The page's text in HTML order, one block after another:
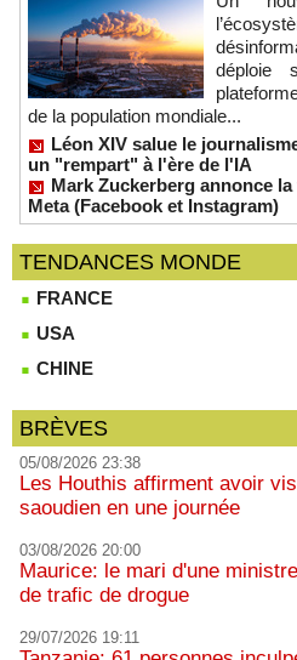
déploie
de la population mondiale...
Léon XIV salue le
un "rempart" à l'ère de l'IA
Mark Zuckerberg annonce
Meta (Facebook et Instagram)
TENDANCES MONDE
FRANCE
USA
CHINE
BRÈVES
05/08/2026 23:38
Les Houthis affirment avoir
saoudien en une journée
03/08/2026 20:00
Maurice: le mari d'une
de trafic de drogue
29/07/2026 19:11